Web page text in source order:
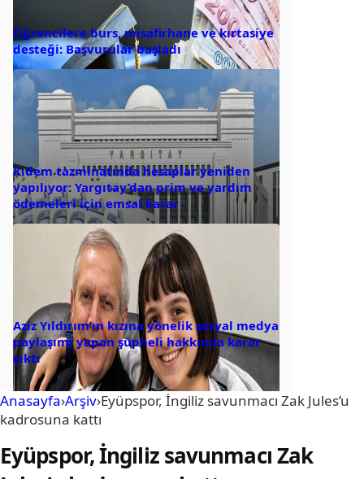
Öğrencilere burs, misafirhane ve kırtasiye
desteği: Başvurular başladı
Kıdem tazminatında hesaplar yeniden
yapılıyor: Yargıtay’dan prim ve yardım
ödemeleri için emsal karar
Aziz Yıldırım’ın kızına yönelik sosyal medya
paylaşımı yapan şüpheli hakkında karar
çıktı
Anasayfa›Arşiv›Eyüpspor, İngiliz savunmacı Zak Jules’u
kadrosuna kattı
Eyüpspor, İngiliz savunmacı Zak